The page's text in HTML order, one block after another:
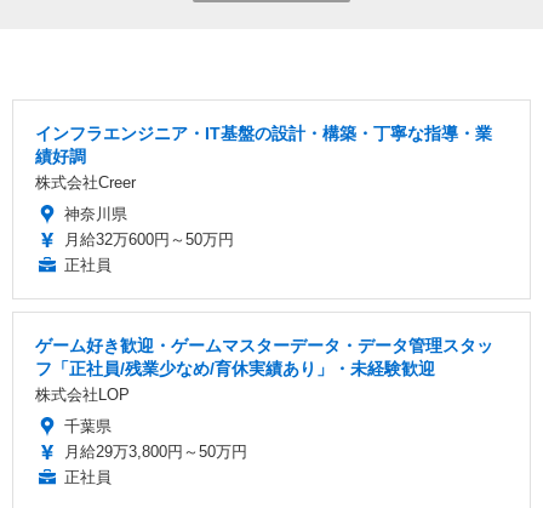
インフラエンジニア・IT基盤の設計・構築・丁寧な指導・業
績好調
株式会社Creer
神奈川県
月給32万600円～50万円
正社員
ゲーム好き歓迎・ゲームマスターデータ・データ管理スタッ
フ「正社員/残業少なめ/育休実績あり」・未経験歓迎
株式会社LOP
千葉県
月給29万3,800円～50万円
正社員